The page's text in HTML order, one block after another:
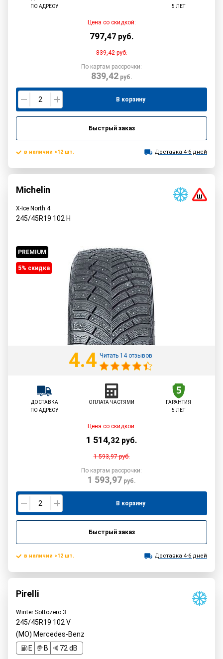
ПО АДРЕСУ
5 ЛЕТ
Цена со скидкой:
797,47 руб.
839,42руб.
По картам рассрочки:
839,42руб.
В корзину
Быстрый заказ
в наличии >12 шт. Доставка 4-6 дней
Michelin
X-Ice North 4
245/45R19 102 H
PREMIUM
5% cкидка
4.4 Читать 14 отзывов
ДОСТАВКА
ПО АДРЕСУ
ОПЛАТА ЧАСТЯМИ
ГАРАНТИЯ
5 ЛЕТ
Цена со скидкой:
1 514,32 руб.
1 593,97руб.
По картам рассрочки:
1 593,97 руб.
В корзину
Быстрый заказ
в наличии >12 шт. Доставка 4-6 дней
Pirelli
Winter Sottozero 3
245/45R19 102 V
(MO) Mercedes-Benz
E
B 72 dB